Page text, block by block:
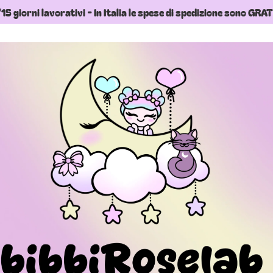
giorni lavorativi - In Italia le spese di spedizione sono